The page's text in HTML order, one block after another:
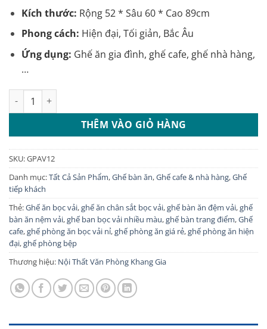
Kích thước: Rộng 52 * Sâu 60 * Cao 89cm
Phong cách: Hiện đại, Tối giản, Bắc Âu
Ứng dụng: Ghế ăn gia đình, ghế cafe, ghế nhà hàng,
…
Ghế phòng ăn bọc vải chân sắt: GPAV12 số lượng
THÊM VÀO GIỎ HÀNG
SKU:GPAV12
Danh mục:Tất Cả Sản Phẩm,Ghế bàn ăn,Ghế cafe & nhà hàng,Ghế
tiếp khách
Thẻ:Ghế ăn bọc vải,ghế ăn chân sắt bọc vải,ghế bàn ăn đệm vải,ghế
bàn ăn nệm vải,ghế ban bọc vải nhiều màu,ghế bàn trang điểm,Ghế
cafe,ghế phòng ăn bọc vải nỉ,ghế phòng ăn giá rẻ,ghế phòng ăn hiện
đại,ghế phòng bệp
Thương hiệu: Nội Thất Văn Phòng Khang Gia